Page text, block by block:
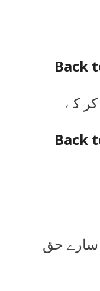
کے
۔ سارے حق